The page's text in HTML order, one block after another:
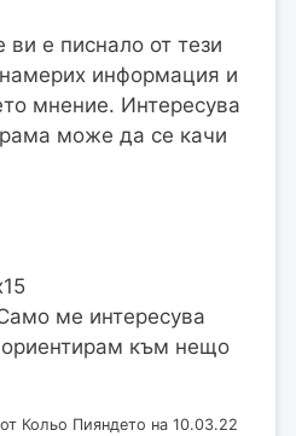
е писнало от тези
информация и
мнение. Интересува
може да се качи
ме интересува
към нещо
Кольо Пияндето на 10.03.22